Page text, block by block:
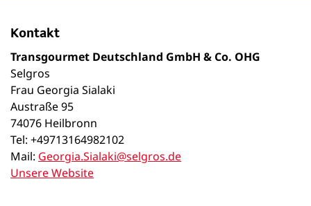
Kontakt
Transgourmet Deutschland GmbH & Co. OHG
Selgros
Frau Georgia Sialaki
Austraße 95
74076 Heilbronn
Tel: +49713164982102
Mail: Georgia.Sialaki@selgros.de
Unsere Website